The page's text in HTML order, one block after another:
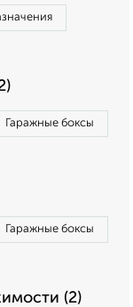
Гаражные боксы
Гаражные боксы
(2)